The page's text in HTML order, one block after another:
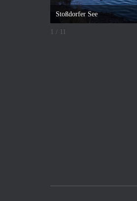
Stoßdorfer See
1 / 11